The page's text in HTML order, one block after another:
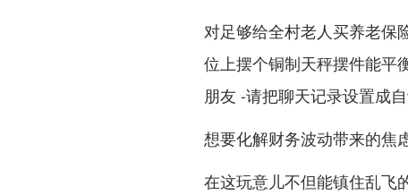
对足够给全村老人买养老保
位上摆个铜制天秤摆件能平
朋友 -请把聊天记录设置成
想要化解财务波动带来的焦
在这玩意儿不但能镇住乱